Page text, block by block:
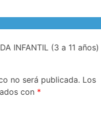
INFANTIL (3 a 11 años)
no será publicada. Los
con *